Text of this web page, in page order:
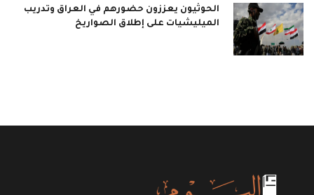
الحوثيون يعززون حضورهم في العراق وتدريب
الميليشيات على إطلاق الصواريخ